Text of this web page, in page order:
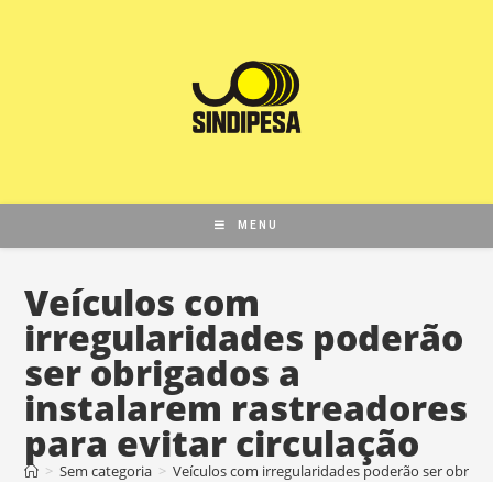
MENU
Veículos com
irregularidades poderão
ser obrigados a
instalarem rastreadores
para evitar circulação
> Sem categoria > Veículos com irregularidades poderão ser